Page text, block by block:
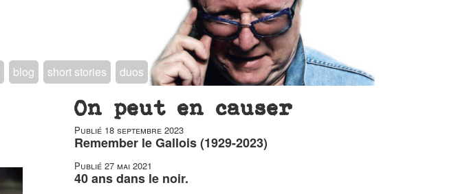
blog short stories duos
On peut en causer
Publié 18 septembre 2023
Remember le Gallois (1929-2023)
Publié 27 mai 2021
40 ans dans le noir.